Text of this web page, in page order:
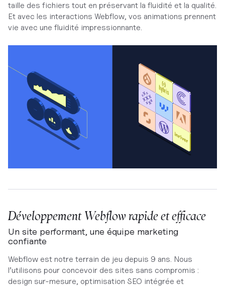
taille des fichiers tout en préservant la fluidité et la qualité.
Et avec les interactions Webflow, vos animations prennent
vie avec une fluidité impressionnante.
Développement Webflow rapide et efficace
Un site performant, une équipe marketing
confiante
Webflow est notre terrain de jeu depuis 9 ans. Nous
l’utilisons pour concevoir des sites sans compromis :
design sur-mesure, optimisation SEO intégrée et